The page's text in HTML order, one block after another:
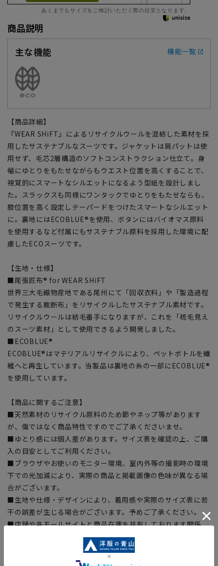
あくまでもサイズをご検討いただく際の目安となります。
商品説明
主な機能
機能一覧
【商品詳細】
『WEAR SHiFT』によるリサイクルウールを混紡した素材を採
用したサステナブルなスーツです。ジャケットは肩パットは使
用せず、毛芯2層構造のソフトコンストラクション仕立て。身
幅にゆとりをもたせながらもウエスト位置を高くすることで、
視覚的にスマートなシルエットになるよう型紙を設計しまし
た。スラックスも同様にワンタックでゆとりをもたせならも、
膝位置を高く設定しテーパードをつけたスマートなシルエット
に。裏地にはECOBLUE®を使用、ボタンにはバイオマス原料
を使用するなど付属にもサステナブル原料を採用した環境に配
慮したECOスーツです。
【生地・仕様】
■尾張匠布® for WEAR SHiFT
世界三大毛織物産地である尾州にて「回収衣料」や「製造過程
で発生する裁断布」をリサイクルしたサステナブル素材です。
リサイクルウールは紡毛番手になりますが、これを「梳毛見え
のスーツ素材」として使用できるよう開発しました。
■ECOBLUE®
ECOBLUE®はマテリアルリサイクルにより、ペットボトルを繊
維へと再生しています。当製品は裏地の糸の一部にECOBLUE®
を使用しています。
【商品に関するご注意】
■天然素材のリサイクル原料のため節やネップ等があります
が、傷ではなく商品特性ですのでご了承くださいませ。
■ゆとり感には個人差があります。サイズ表を確認の上、ご購
入の目安としてご利用ください。
■ブラウザやお使いのモニター環境、室内外等の撮影時の環境
下での光加減により、実際の商品と掲載画像の色味が異なる場
合がございます。
■生地や仕様・デザインにより、着用感や実際のサイズ表に若
干の誤差が生じる場合がございます。予めご了承ください。
■店舗や各モールサイトと商品在庫を共有しております関係
上、ご注文いただいたタイミングにより欠品が発生し、ご注文
を完了できない場合がございます。予めご了承ください。(お
急ぎ発送のご注文につきましても、ご注文のタイミングによっ